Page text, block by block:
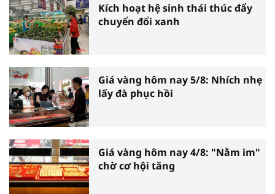
Kích hoạt hệ sinh thái thúc đẩy
chuyển đổi xanh
Giá vàng hôm nay 5/8: Nhích nhẹ
lấy đà phục hồi
Giá vàng hôm nay 4/8: "Nằm im"
chờ cơ hội tăng